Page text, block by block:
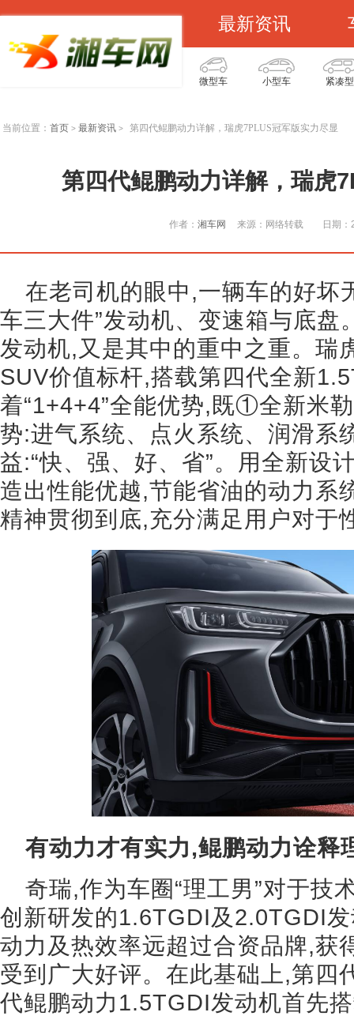
最新资讯
微型车 小型车 紧凑型
当前位置： 首页 > 最新资讯 > 第四代鲲鹏动力详解，瑞虎7PLUS冠军版实力尽显
第四代鲲鹏动力详解，瑞虎
作者： 湘车网 来源：网络转载 日期
在老司机的眼中,一辆车的好坏
车三大件”发动机、变速箱与底盘
发动机,又是其中的重中之重。瑞
SUV价值标杆,搭载第四代全新
着“1+4+4”全能优势,既①全新米
势:进气系统、点火系统、润滑
益:“快、强、好、省”。用全新设
造出性能优越,节能省油的动力系
精神贯彻到底,充分满足用户对于
有动力才有实力,鲲鹏动力诠释
奇瑞,作为车圈“理工男”对于技
创新研发的1.6TGDI及2.0TGDI
动力及热效率远超过合资品牌,获
受到广大好评。在此基础上,第四
代鲲鹏动力1.5TGDI发动机首先